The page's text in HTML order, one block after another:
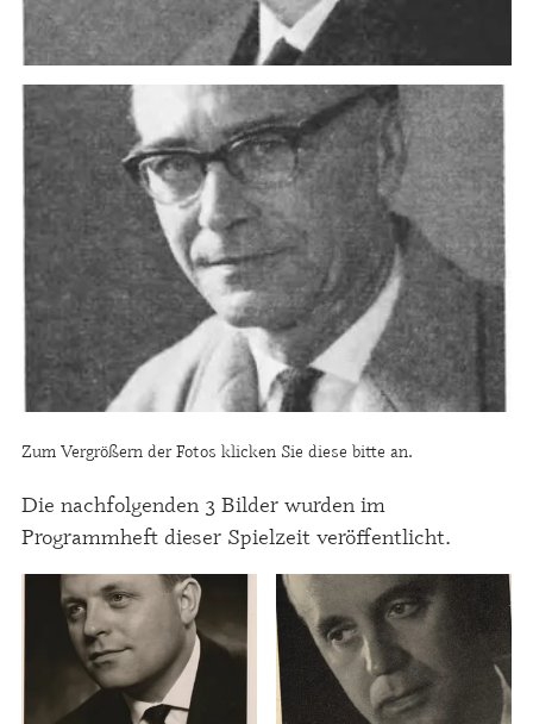
Zum Vergrößern der Fotos klicken Sie diese bitte an.
Die nachfolgenden 3 Bilder wurden im
Programmheft dieser Spielzeit veröffentlicht.